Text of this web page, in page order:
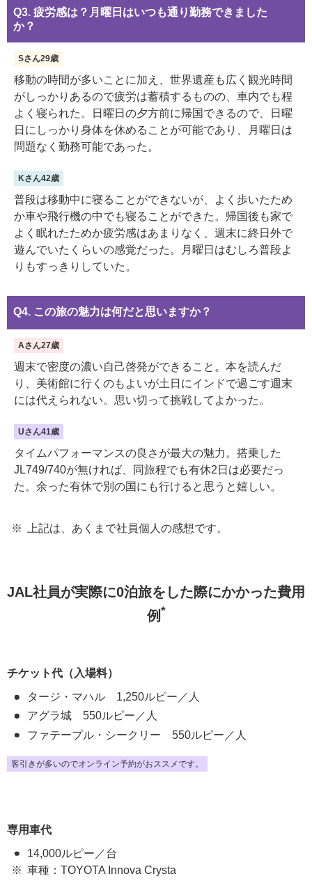
Q3. 疲労感は？月曜日はいつも通り勤務できました
か？
Sさん29歳
移動の時間が多いことに加え、世界遺産も広く観光時間
がしっかりあるので疲労は蓄積するものの、車内でも程
よく寝られた。日曜日の夕方前に帰国できるので、日曜
日にしっかり身体を休めることが可能であり、月曜日は
問題なく勤務可能であった。
Kさん42歳
普段は移動中に寝ることができないが、よく歩いたため
か車や飛行機の中でも寝ることができた。帰国後も家で
よく眠れたためか疲労感はあまりなく、週末に終日外で
遊んでいたくらいの感覚だった。月曜日はむしろ普段よ
りもすっきりしていた。
Q4. この旅の魅力は何だと思いますか？
Aさん27歳
週末で密度の濃い自己啓発ができること。本を読んだ
り、美術館に行くのもよいが土日にインドで過ごす週末
には代えられない。思い切って挑戦してよかった。
Uさん41歳
タイムパフォーマンスの良さが最大の魅力。搭乗した
JL749/740が無ければ、同旅程でも有休2日は必要だっ
た。余った有休で別の国にも行けると思うと嬉しい。
上記は、あくまで社員個人の感想です。
JAL社員が実際に0泊旅をした際にかかった費用
例*
チケット代（入場料）
タージ・マハル 1,250ルピー／人
アグラ城 550ルピー／人
ファテープル・シークリー 550ルピー／人
客引きが多いのでオンライン予約がおススメです。
専用車代
14,000ルピー／台
車種：TOYOTA Innova Crysta